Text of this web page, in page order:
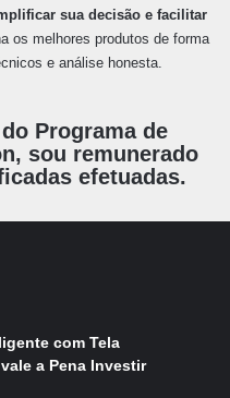
sua decisão e facilitar
os melhores produtos de forma
e análise honesta.
Programa de
sou remunerado
efetuadas.
com Tela
a Pena Investir